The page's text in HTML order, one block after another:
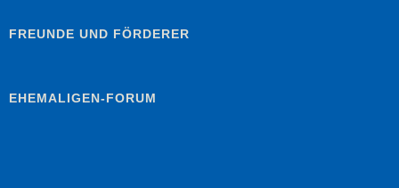
FREUNDE UND FÖRDERER
EHEMALIGEN-FORUM